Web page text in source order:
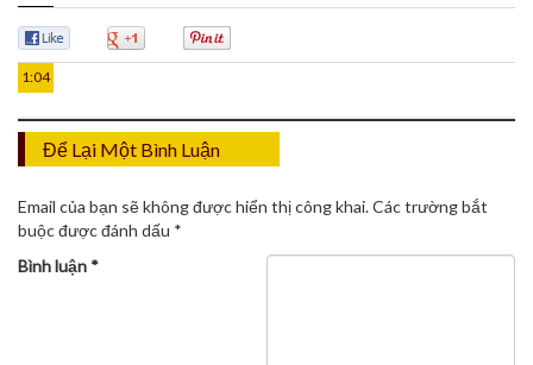
TH12
1:04
Để Lại Một Bình Luận
Email của bạn sẽ không được hiển thị công khai.Các trường bắt
buộc được đánh dấu *
Bình luận *